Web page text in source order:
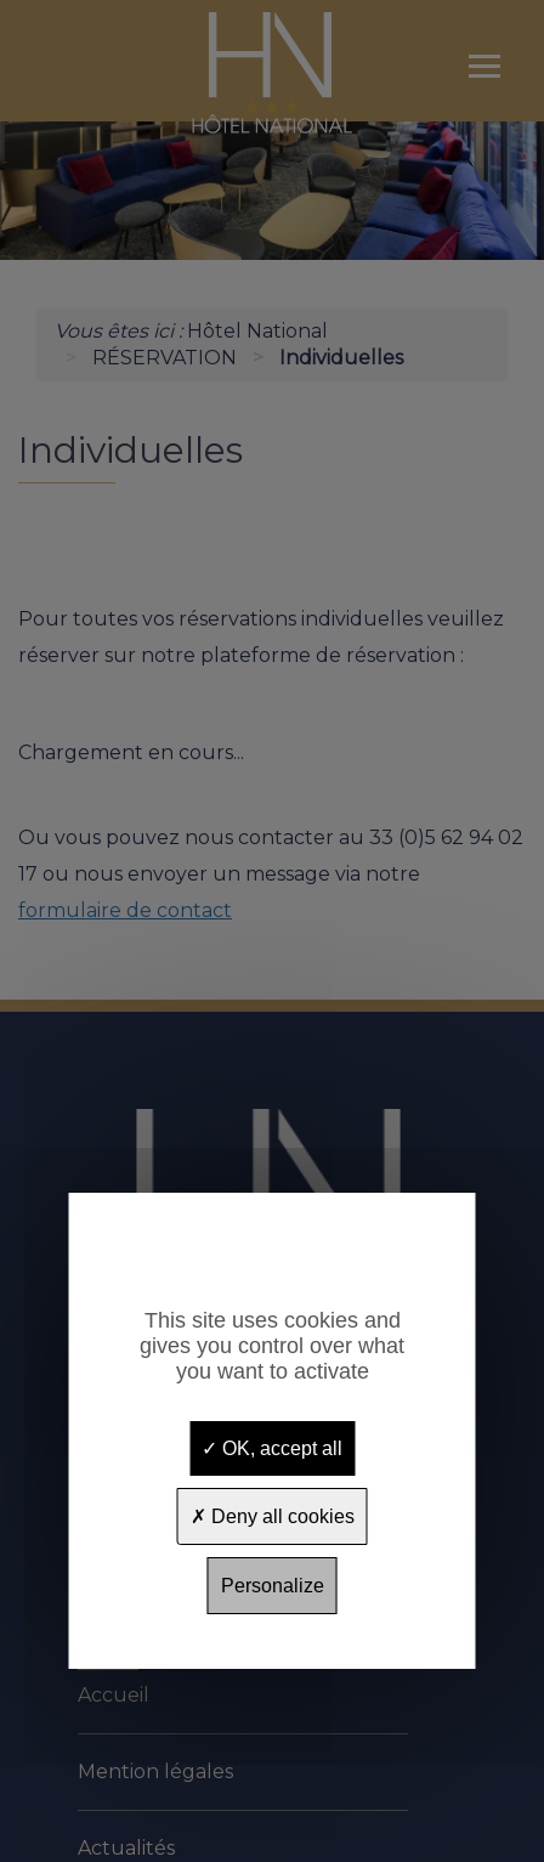
menu
L'HÔTEL
NOS CHAMBRES
LOURDES ET SES ENVIRONS
CONTACT
Vous êtes ici : Hôtel National
RÉSERVATION
Individuelles
Individuelles
Pour toutes vos réservations individuelles veuillez
réserver sur notre plateforme de réservation :
Chargement en cours...
Ou vous pouvez nous contacter au 33 (0)5 62 94 02
17 ou nous envoyer un message via notre
formulaire de contact
Hôtel National
1 rue Saint-Félix
Lourdes
+33 (0)5 62 94 02 17
contact@hotelnationallourdes.fr
www.hotel-national-lourdes.fr
Accueil
Mention légales
Actualités
This site uses cookies and
gives you control over what
you want to activate
OK, accept all
Deny all cookies
Personalize